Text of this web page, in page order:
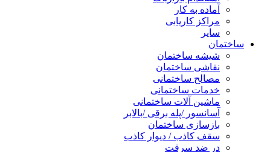
آماده به کار
مراکز کاریابی
سایر
ساختمان
شیشه ساختمان
نقاشی ساختمان
مصالح ساختمانی
خدمات ساختمانی
ماشین آلات ساختمانی
آسانسور /پله برقی /بالابر
بازسازی ساختمان
سقف کاذب / دیوار کاذب
در ضد سرقت